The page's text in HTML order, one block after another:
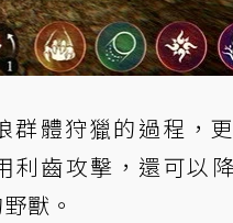
群體狩獵的過程，
利齒攻擊，還可以
獸。